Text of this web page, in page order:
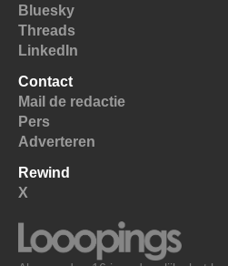
Bluesky
Threads
LinkedIn
Contact
Mail de redactie
Pers
Adverteren
Rewind
X